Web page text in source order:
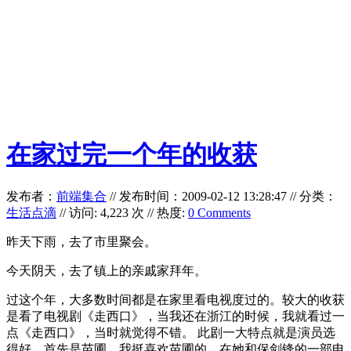
在家过完一个年的收获
发布者： 前端集合 //发布时间：2009-02-12 13:28:47 //分类：
生活点滴 // 访问: 4,223 次 // 热度: 0 Comments
昨天下雨，去了市里聚会。
今天阴天，去了镇上的亲戚家拜年。
过这个年，大多数时间都是在家里看电视度过的。较大的收获
是看了电视剧《走西口》，当我还在浙江的时候，我就看过一
点《走西口》，当时就觉得不错。 此剧一大特点就是演员选